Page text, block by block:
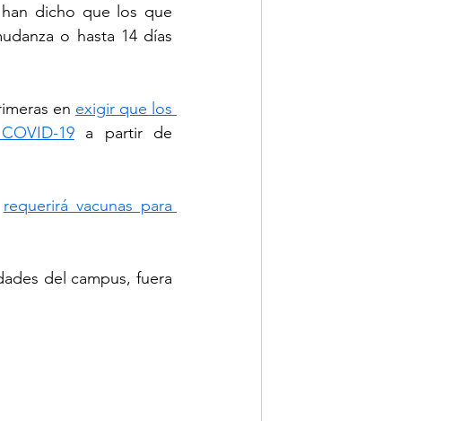
dicho que los que
o hasta 14 días
en exigir que los
19 a partir de
requerirá vacunas para
del campus, fuera